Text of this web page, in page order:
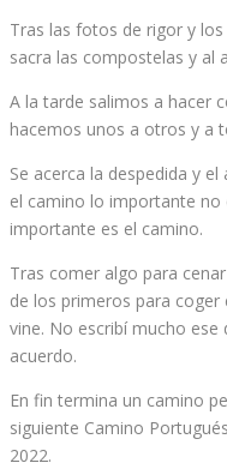
Tras las fotos de rigor y
sacra las compostelas y al
A la tarde salimos a hacer
hacemos unos a otros y a
Se acerca la despedida y
el camino lo importante no
importante es el camino.
Tras comer algo para
de los primeros para
vine. No escribí mucho
acuerdo.
En fin termina un camino
siguiente Camino
2022.